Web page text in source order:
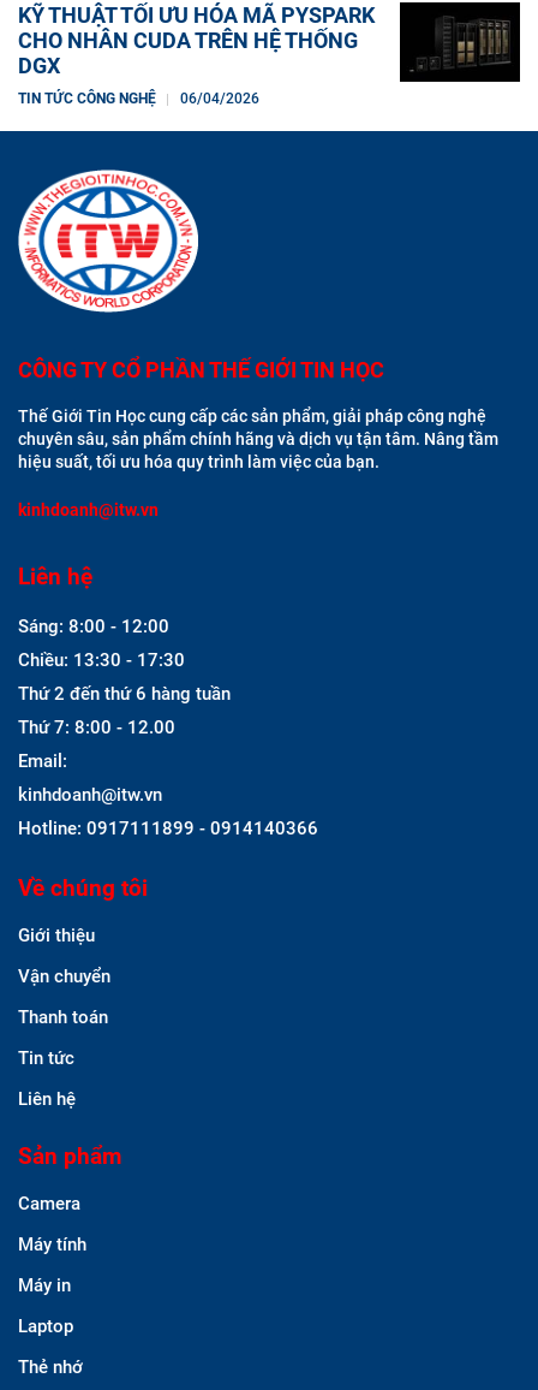
KỸ THUẬT TỐI ƯU HÓA MÃ PYSPARK
CHO NHÂN CUDA TRÊN HỆ THỐNG
DGX
TIN TỨC CÔNG NGHỆ 06/04/2026
CÔNG TY CỔ PHẦN THẾ GIỚI TIN HỌC
Thế Giới Tin Học cung cấp các sản phẩm, giải pháp công nghệ
chuyên sâu, sản phẩm chính hãng và dịch vụ tận tâm. Nâng tầm
hiệu suất, tối ưu hóa quy trình làm việc của bạn.
kinhdoanh@itw.vn
Liên hệ
Sáng: 8:00 - 12:00
Chiều: 13:30 - 17:30
Thứ 2 đến thứ 6 hàng tuần
Thứ 7: 8:00 - 12.00
Email:
kinhdoanh@itw.vn
Hotline: 0917111899 - 0914140366
Về chúng tôi
Giới thiệu
Vận chuyển
Thanh toán
Tin tức
Liên hệ
Sản phẩm
Camera
Máy tính
Máy in
Laptop
Thẻ nhớ